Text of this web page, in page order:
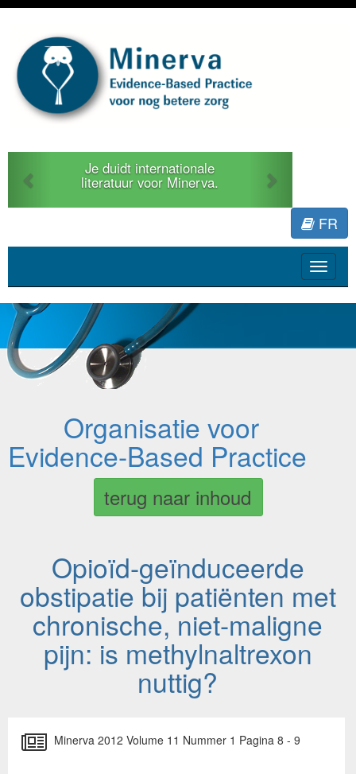
Je duidt internationale
literatuur voor Minerva.
Previous
FR
Toggle
Organisatie voor
Evidence-Based Practice
terug naar inhoud
Opioïd-geïnduceerde
obstipatie bij patiënten met
chronische, niet-maligne
pijn: is methylnaltrexon
nuttig?
Minerva 2012 Volume 11 Nummer 1 Pagina 8 - 9